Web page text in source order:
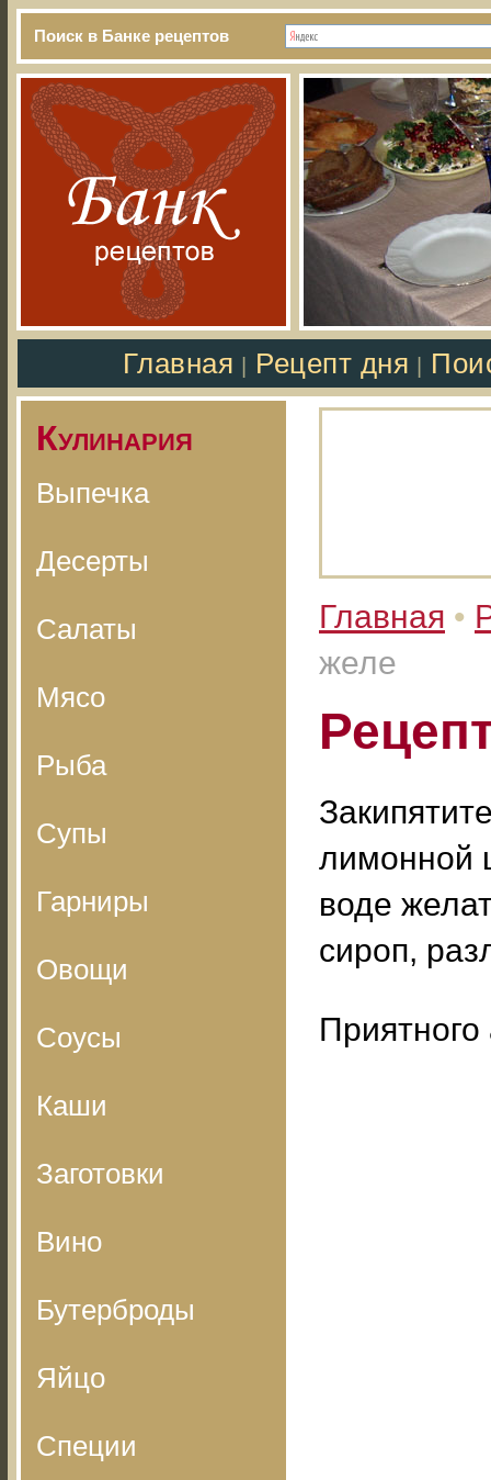
Поиск в Банке рецептов
Главная Рецепт дня
Кулинария
Выпечка
Десерты
Салаты
Мясо
Рыба
Супы
Гарниры
Овощи
Соусы
Каши
Заготовки
Вино
Бутерброды
Яйцо
Специи
Главная •
желе
лимонной
воде
сироп,
Приятного